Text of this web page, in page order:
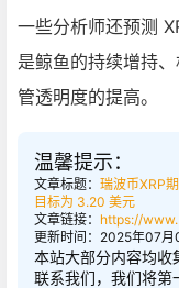
一些分析师还预测
是鲸鱼的持续增持
管透明度的提高。
温馨提示：
文章标题： 瑞波币XRP
目标为 3.20 美元
文章链接： https://
更新时间：2025年07月
本站大部分内容均收
联系我们，我们将第